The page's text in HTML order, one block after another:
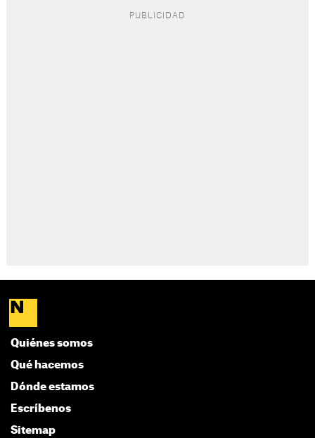
Quiénes somos
Qué hacemos
Dónde estamos
Escríbenos
Sitemap